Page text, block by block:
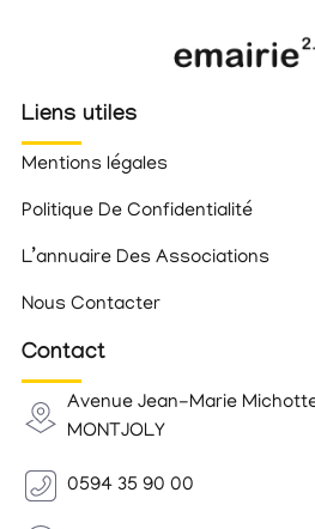
Liens utiles
Mentions légales
Politique De Confidentialité
L’annuaire Des Associations
Nous Contacter
Contact
Avenue Jean-Marie
MONTJOLY
0594 35 90 00